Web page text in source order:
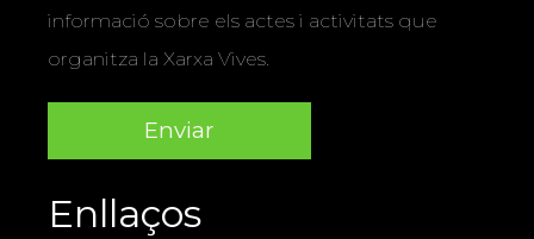
informació sobre els actes i activitats que
organitza la Xarxa Vives.
Enllaços